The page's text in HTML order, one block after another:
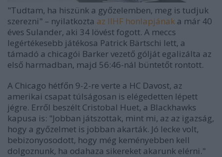
"Tudtam, ha hiszünk a győzelemben, meg is tudjuk
szerezni" – nyilatkozta az IIHF honlapjának a már 40
éves Sulander, aki 34 lövést fogott. A meccs
legértékesebb játékosa Patrick Bärtschi lett, a
támadó a chicagói Barker vezető gólját egalizálta az
első harmadban, majd 56:46-nál büntetőt rontott.
A Chicago hétfőn 9-2-re verte a HC Davost, az
amerikai csapat túlságosan is elégedetten lépett
jégre. Erről beszélt Cristobal Huet, a Blackhawks
kapusa is: "Jobban játszottak, mint mi, az az igazság,
hogy a győzelmet is jobban akarták. Jó lecke volt,
bebizonyosodott, hogy még keményebben kell
dolgoznunk, ha odahaza sikereket akarunk elérni."